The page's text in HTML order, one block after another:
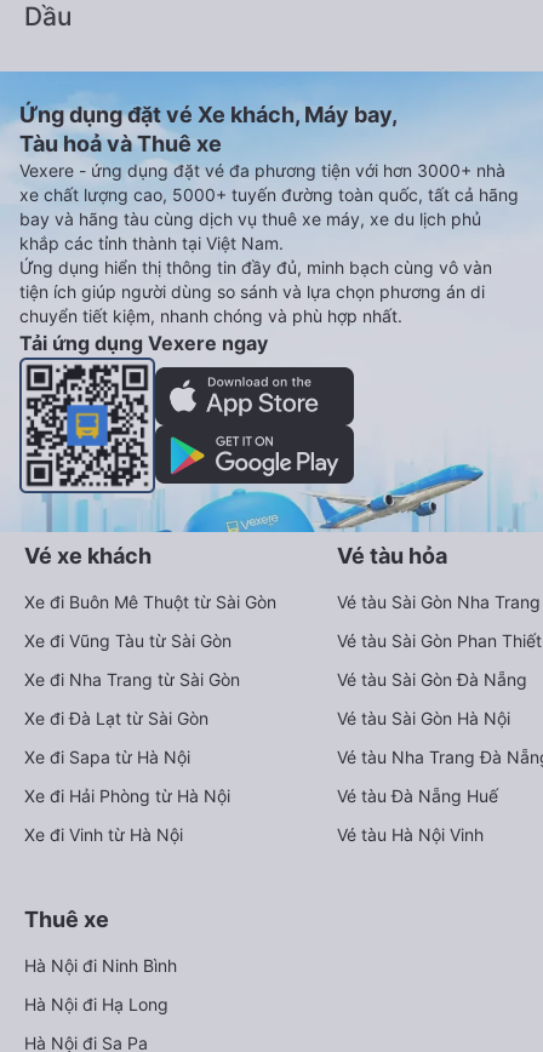
Dầu
Ứng dụng đặt vé Xe khách, Máy bay,
Tàu hoả và Thuê xe
Vexere - ứng dụng đặt vé đa phương tiện với hơn 3000+ nhà
xe chất lượng cao, 5000+ tuyến đường toàn quốc, tất cả hãng
bay và hãng tàu cùng dịch vụ thuê xe máy, xe du lịch phủ
khắp các tỉnh thành tại Việt Nam.
Ứng dụng hiển thị thông tin đầy đủ, minh bạch cùng vô vàn
tiện ích giúp người dùng so sánh và lựa chọn phương án di
chuyển tiết kiệm, nhanh chóng và phù hợp nhất.
Tải ứng dụng Vexere ngay
Vé xe khách
Xe đi Buôn Mê Thuột từ Sài Gòn
Xe đi Vũng Tàu từ Sài Gòn
Xe đi Nha Trang từ Sài Gòn
Xe đi Đà Lạt từ Sài Gòn
Xe đi Sapa từ Hà Nội
Xe đi Hải Phòng từ Hà Nội
Xe đi Vinh từ Hà Nội
Vé tàu hỏa
Vé tàu Sài Gòn Nha Trang
Vé tàu Sài Gòn Phan Thiết
Vé tàu Sài Gòn Đà Nẵng
Vé tàu Sài Gòn Hà Nội
Vé tàu Nha Trang Đà
Vé tàu Đà Nẵng Huế
Vé tàu Hà Nội Vinh
Thuê xe
Hà Nội đi Ninh Bình
Hà Nội đi Hạ Long
Hà Nội đi Sa Pa